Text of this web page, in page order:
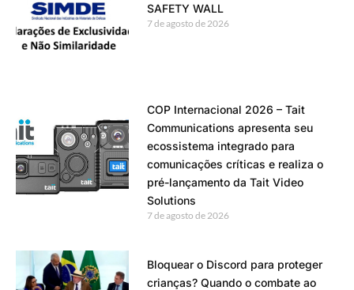
SAFETY WALL
7 de agosto de 2026
COP Internacional 2026 – Tait
Communications apresenta seu
ecossistema integrado para
comunicações críticas e realiza o
pré-lançamento da Tait Video
Solutions
7 de agosto de 2026
Bloquear o Discord para proteger
crianças? Quando o combate ao